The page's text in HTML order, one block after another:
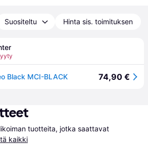
Suositeltu Hinta sis. toimituksen
Black MCI-BLACK 74,90 €
tuotteita, jotka saattavat
kaikki